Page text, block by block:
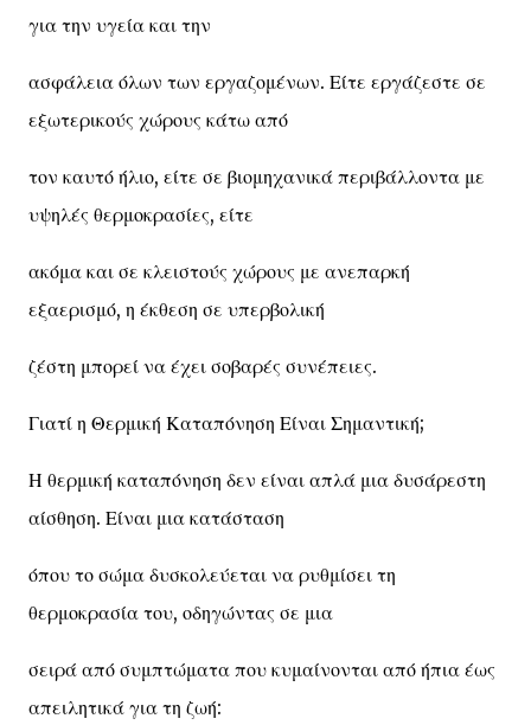
για την υγεία και την
ασφάλεια όλων των εργαζομένων. Είτε εργάζεστε σε
εξωτερικούς χώρους κάτω από
τον καυτό ήλιο, είτε σε βιομηχανικά περιβάλλοντα με
υψηλές θερμοκρασίες, είτε
ακόμα και σε κλειστούς χώρους με ανεπαρκή
εξαερισμό, η έκθεση σε υπερβολική
ζέστη μπορεί να έχει σοβαρές συνέπειες.
Γιατί η Θερμική Καταπόνηση Είναι Σημαντική;
Η θερμική καταπόνηση δεν είναι απλά μια δυσάρεστη
αίσθηση. Είναι μια κατάσταση
όπου το σώμα δυσκολεύεται να ρυθμίσει τη
θερμοκρασία του, οδηγώντας σε μια
σειρά από συμπτώματα που κυμαίνονται από ήπια έως
απειλητικά για τη ζωή: